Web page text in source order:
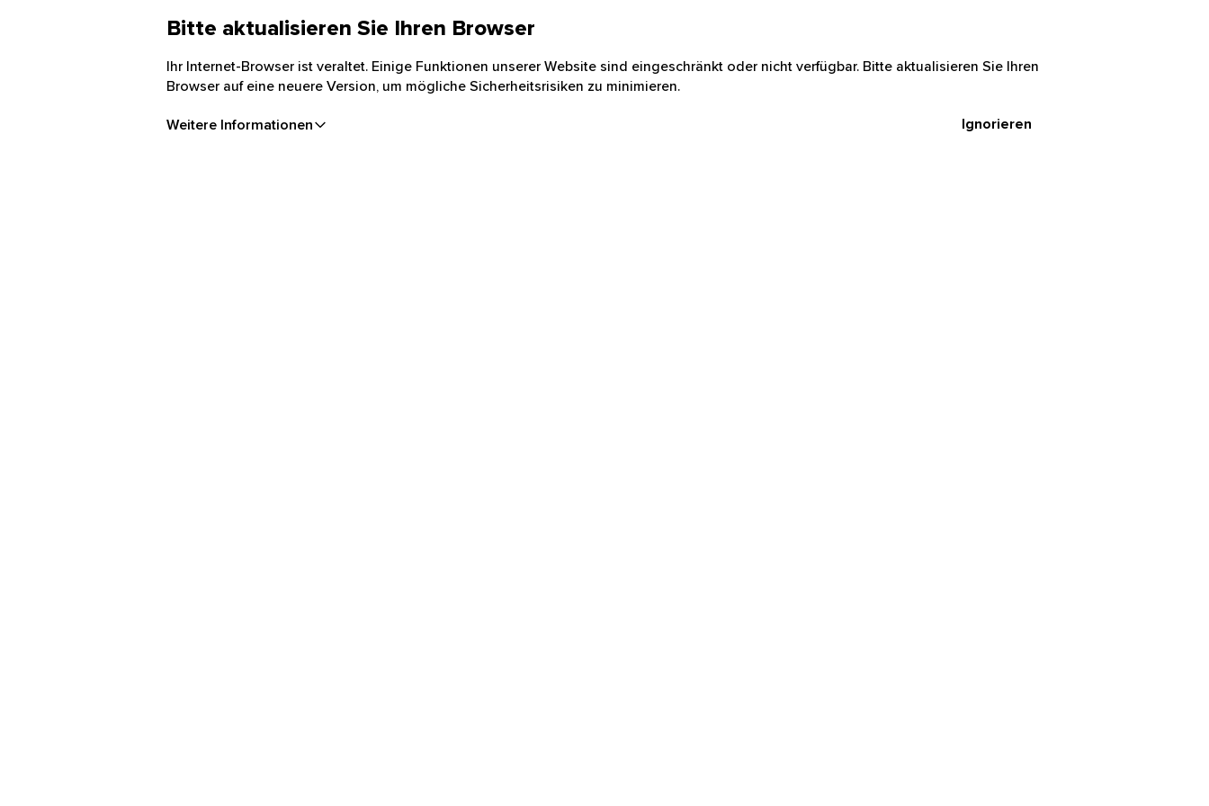
Bitte aktualisieren Sie Ihren Browser
Ihr Internet-Browser ist veraltet. Einige Funktionen unserer Website sind eingeschränkt oder nicht verfügbar. Bitte aktualisieren Sie Ihren
Browser auf eine neuere Version, um mögliche Sicherheitsrisiken zu minimieren.
Weitere Informationen Ignorieren